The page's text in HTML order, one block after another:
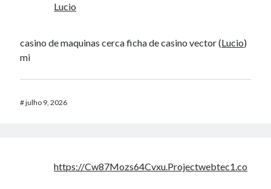
Lucio
casino de maquinas cerca ficha de casino vector (Lucio)
mi
#julho 9, 2026
https://Cw87Mozs64Cvxu.Projectwebtec1.co